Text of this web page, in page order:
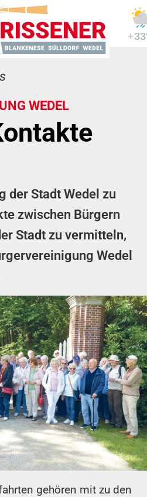
WEDEL
der Stadt Wedel zu
zwischen Bürgern
Stadt zu vermitteln,
Wedel
gehören mit zu den